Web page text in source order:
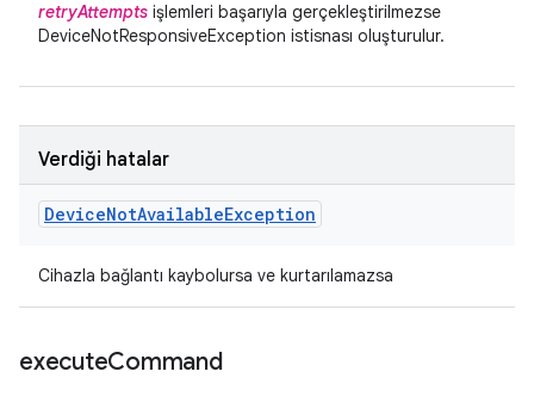
retryAttempts işlemleri başarıyla gerçekleştirilmezse
DeviceNotResponsiveException istisnası oluşturulur.
Verdiği hatalar
DeviceNotAvailableException
Cihazla bağlantı kaybolursa ve kurtarılamazsa
executeCommand